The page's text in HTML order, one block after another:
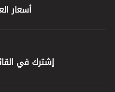
أسعار
إشترك في